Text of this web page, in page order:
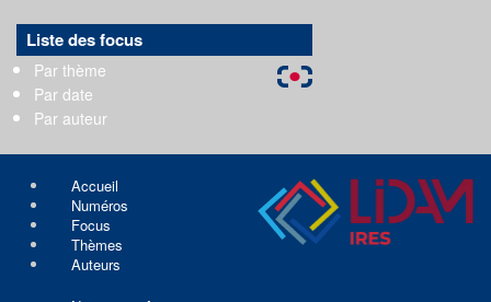
Liste des focus
Par thème
Par date
Par auteur
Accueil
Numéros
Focus
Thèmes
Auteurs